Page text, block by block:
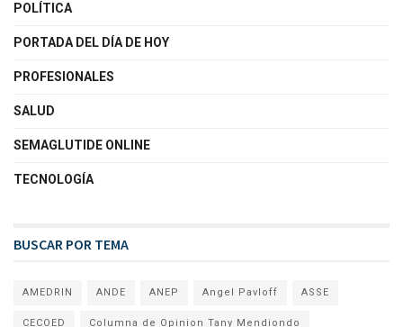
POLÍTICA
PORTADA DEL DÍA DE HOY
PROFESIONALES
SALUD
SEMAGLUTIDE ONLINE
TECNOLOGÍA
BUSCAR POR TEMA
AMEDRIN ANDE ANEP Angel Pavloff ASSE
CECOED Columna de Opinion Tany Mendiondo